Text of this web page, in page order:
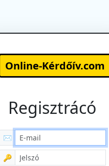
Online-Kérdőív.com
Regisztrácó
✉
🔑